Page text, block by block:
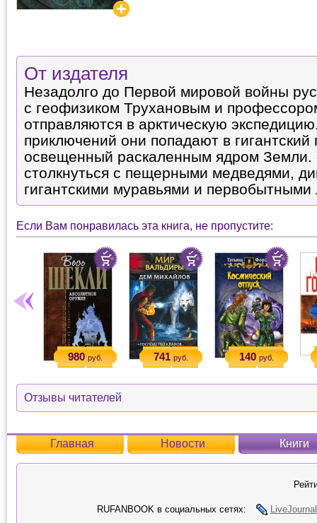
От издателя
Незадолго до Первой мировой войны
с геофизиком Трухановым и
отправляются в арктическую
приключений они попадают в
освещенный раскаленным ядром Земли.
столкнуться с пещерными медведями,
гигантскими муравьями и
Если Вам понравилась эта книга, не пропустите:
980 руб. 741 руб. 140 руб.
Отзывы читателей
Главная Новости Книги
RUFANBOOK в социальных сетях:
LiveJournal